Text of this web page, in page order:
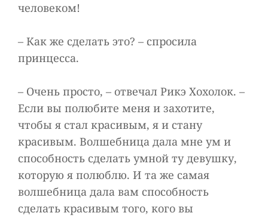
человеком!
– Как же сделать это? – спросила
принцесса.
– Очень просто, – отвечал Рикэ Хохолок. –
Если вы полюбите меня и захотите,
чтобы я стал красивым, я и стану
красивым. Волшебница дала мне ум и
способность сделать умной ту девушку,
которую я полюблю. И та же самая
волшебница дала вам способность
сделать красивым того, кого вы